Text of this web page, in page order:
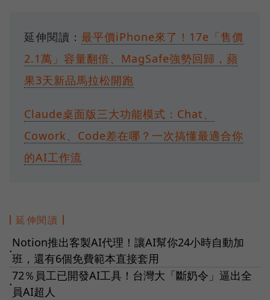
延伸閱讀： 最平價iPhone來了！17e「售價
2.1萬」容量翻倍、MagSafe強勢回歸，蘋
果3天新品馬拉松開跑
Claude桌面版三大功能模式：Chat、
Cowork、Code差在哪？一次搞懂最適合你
的AI工作流
延伸閱讀
●
Notion推出客製AI代理！讓AI幫你24小時自動加
班，還有6個免費範本直接套用
●
72％員工已開發AI工具！台灣大「斷奶令」逼出全
員AI超人